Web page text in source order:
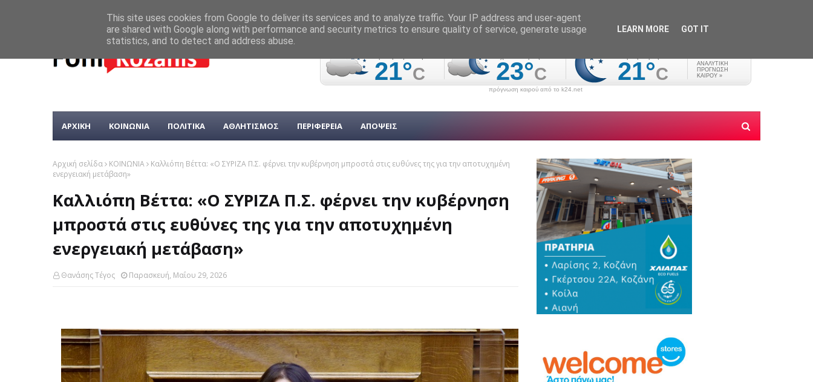
πρόγνωση καιρού από το k24.net
ΑΡΧΙΚΗ ΚΟΙΝΩΝΙΑ ΠΟΛΙΤΙΚΑ ΑΘΛΗΤΙΣΜΟΣ ΠΕΡΙΦΕΡΕΙΑ ΑΠΟΨΕΙΣ
Αρχική σελίδα ΚΟΙΝΩΝΙΑ
Καλλιόπη Βέττα: «Ο ΣΥΡΙΖΑ Π.Σ. φέρνει την κυβέρνηση μπροστά στις ευθύνες της για την αποτυχημένη
ενεργειακή μετάβαση»
Καλλιόπη Βέττα: «Ο ΣΥΡΙΖΑ Π.Σ. φέρνει την κυβέρνηση
μπροστά στις ευθύνες της για την αποτυχημένη
ενεργειακή μετάβαση»
Θανάσης Τέγος Παρασκευή, Μαΐου 29, 2026
This site uses cookies from Google to deliver its services and to analyze traffic. Your IP address and user-agent
are shared with Google along with performance and security metrics to ensure quality of service, generate usage
statistics, and to detect and address abuse.
LEARN MORE GOT IT